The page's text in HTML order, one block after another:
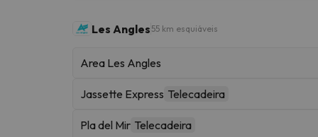
Les Angles 55 km esquiáveis
Area Les Angles
Jassette Express Telecadeira
Pla del Mir Telecadeira